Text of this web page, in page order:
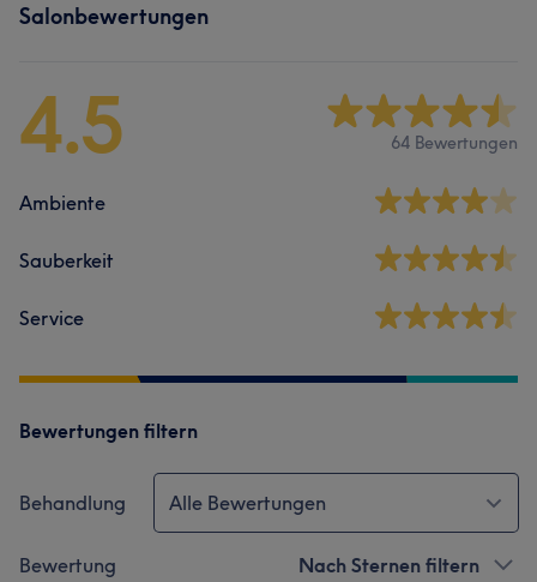
Salonbewertungen
4.5 64 Bewertungen
Ambiente
Sauberkeit
Service
Bewertungen filtern
Behandlung Alle Bewertungen
Bewertung Nach Sternen filtern